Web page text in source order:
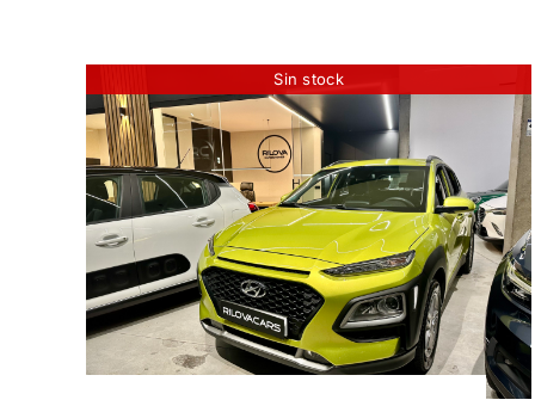
Sin stock
HYUNDAI KONA TGDI 1.0
120CV
13.500€